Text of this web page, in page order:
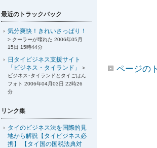
ページの
最近のトラックバック
気分爽快！きれいさっぱり！
> クーラーが壊れた 2006年05月
15日 15時44分
日タイビジネス支援サイト
「ビジネス・タイランド」
>
ビジネス･タイランドとタイごはん
フォト 2006年04月03日 22時26
分
リンク集
タイのビジネス法を国際的見
地から解説【タイビジネス必
携】 【タイ国の国税法典対